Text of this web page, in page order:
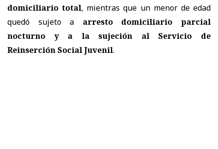
domiciliario total, mientras que un menor de edad
quedó sujeto a arresto domiciliario parcial
nocturno y a la sujeción al Servicio de
Reinserción Social Juvenil.